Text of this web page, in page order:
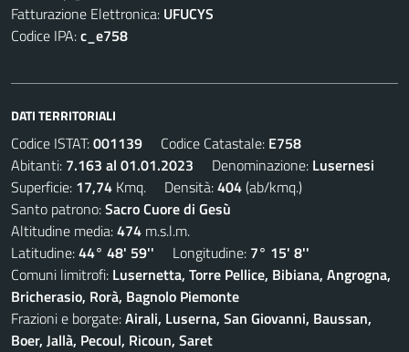
Fatturazione Elettronica: UFUCYS
Codice IPA:c_e758
DATI TERRITORIALI
Codice ISTAT:001139 Codice Catastale: E758
Abitanti: 7.163 al 01.01.2023 Denominazione: Lusernesi
Superficie: 17,74 Kmq. Densità:404(ab/kmq.)
Santo patrono:Sacro Cuore di Gesù
Altitudine media:474 m.s.l.m.
Latitudine:44° 48' 59'' Longitudine: 7° 15' 8''
Comuni limitrofi: Lusernetta, Torre Pellice, Bibiana, Angrogna,
Bricherasio, Rorà, Bagnolo Piemonte
Frazioni e borgate:Airali, Luserna, San Giovanni, Baussan,
Boer, Jallà, Pecoul, Ricoun, Saret